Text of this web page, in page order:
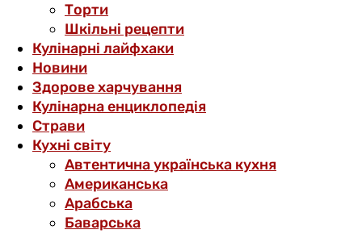
Торти
Шкільні рецепти
Кулінарні лайфхаки
Новини
Здорове харчування
Кулінарна енциклопедія
Страви
Кухні світу
Автентична українська кухня
Американська
Арабська
Баварська